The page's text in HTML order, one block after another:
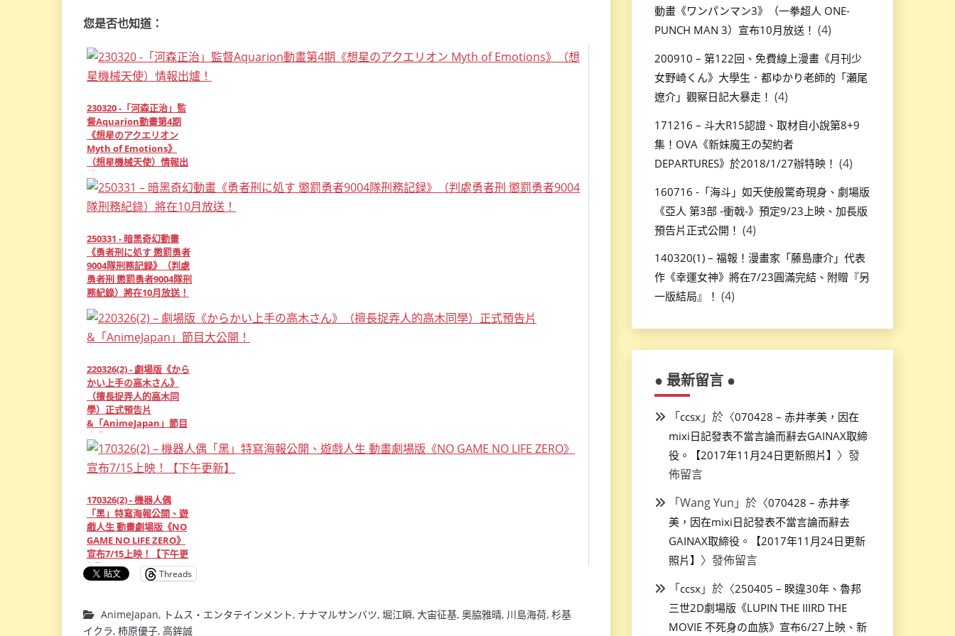
您是否也知道：
230320 -「河森正治」監
督Aquarion動畫第4期
《想星のアクエリオン
Myth of Emotions》
（想星機械天使）情報出
爐！
250331 - 暗黑奇幻動畫
《勇者刑に処す 懲罰勇者
9004隊刑務記録》（判處
勇者刑 懲罰勇者9004隊刑
務紀錄）將在10月放送！
220326(2) - 劇場版《から
かい上手の高木さん》
（擅長捉弄人的高木同
學）正式預告片
&「AnimeJapan」節目
大公開！
170326(2) - 機器人偶
「黑」特寫海報公開、遊
戲人生 動畫劇場版《NO
GAME NO LIFE ZERO》
宣布7/15上映！【下午更
新】
Threads
AnimeJapan, トムス・エンタテインメント, ナナマルサンバツ, 堀江瞬, 大宙征基, 奥脇雅晴, 川島海荷, 杉基
イクラ, 柿原優子, 高鉾誠
動畫《ワンパンマン3》（一拳超人 ONE-
PUNCH MAN 3）宣布10月放送！ (4)
200910 – 第122回、免費線上漫畫《月刊少
女野崎くん》大學生．都ゆかり老師的「瀬尾
遼介」觀察日記大暴走！ (4)
171216 – 斗大R15認證、取材自小說第8+9
集！OVA《新妹魔王の契約者
DEPARTURES》於2018/1/27辦特映！ (4)
160716 -「海斗」如天使般驚奇現身、劇場版
《亞人 第3部 -衝戟-》預定9/23上映、加長版
預告片正式公開！ (4)
140320(1) – 福報！漫畫家「藤島康介」代表
作《幸運女神》將在7/23圓滿完結、附贈『另
一版結局』！ (4)
● 最新留言 ●
「ccsx」於〈070428 – 赤井孝美，因在
mixi日記發表不當言論而辭去GAINAX取締
役。【2017年11月24日更新照片】 〉發
佈留言
「Wang Yun 」於〈070428 – 赤井孝
美，因在mixi日記發表不當言論而辭去
GAINAX取締役。【2017年11月24日更新
照片】 〉發佈留言
「ccsx」於〈250405 – 睽違30年、魯邦
三世2D劇場版《LUPIN THE IIIRD THE
MOVIE 不死身の血族》宣布6/27上映、新